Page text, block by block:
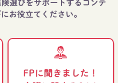
選びをサポートするコンテ
お役立てください。
FPに聞きました！